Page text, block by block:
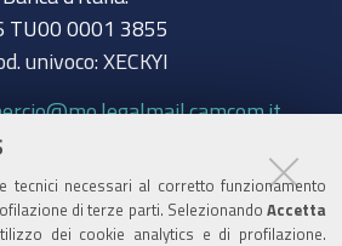
tecnici necessari al corretto funzionamento
di terze parti. Selezionando Accetta
dei cookie analytics e di profilazione.
TU00 0001 3855
univoco: XECKYI